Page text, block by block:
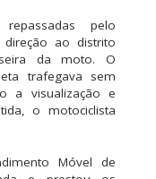
pelo
ao distrito
da moto. O
trafegava sem
a visualização e
o motociclista
Móvel de